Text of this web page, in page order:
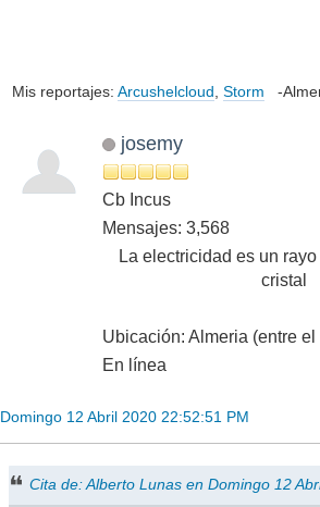
Mis reportajes: Arcushelcloud, Storm -
josemy
Cb Incus
Mensajes: 3,568
La electricidad es un
cristal
Ubicación: Almeria (entre
En línea
Domingo 12 Abril 2020 22:52:51 PM
Cita de: Alberto Lunas en Domingo 12